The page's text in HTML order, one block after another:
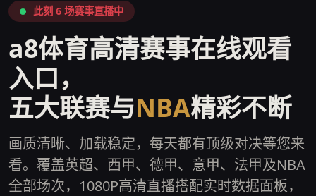
此刻 6 场赛事直播中
a8体育高清赛事在线观看
入口，
五大联赛与NBA精彩不断
画质清晰、加载稳定，每天都有顶级对决等您来
看。覆盖英超、西甲、德甲、意甲、法甲及NBA
全部场次，1080P高清直播搭配实时数据面板，